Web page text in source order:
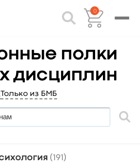
0
полки
дисциплин
Только из БМБ
(191)